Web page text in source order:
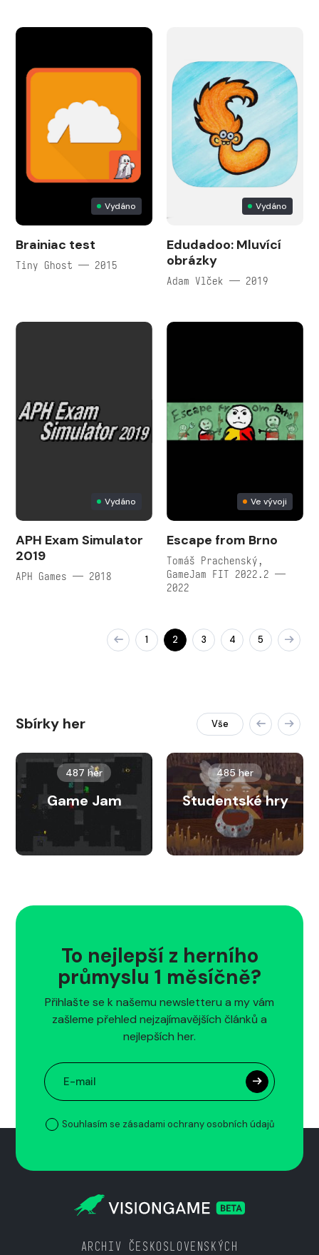
Vydáno
Brainiac test
Tiny Ghost — 2015
Vydáno
Edudadoo: Mluvící
obrázky
Adam Vlček — 2019
Vydáno
APH Exam Simulator
2019
APH Games — 2018
Ve vývoji
Escape from Brno
Tomáš Prachenský,
GameJam FIT 2022.2 —
2022
1 2 3 4 5
Sbírky her Vše
487 her
Game Jam
485 her
Studentské hry
To nejlepší z herního
průmyslu 1 měsíčně?
Přihlašte se k našemu newsletteru a my vám
zašleme přehled nejzajímavějších článků a
nejlepších her.
Souhlasím se zásadami ochrany osobních údajů
ARCHIV ČESKOSLOVENSKÝCH